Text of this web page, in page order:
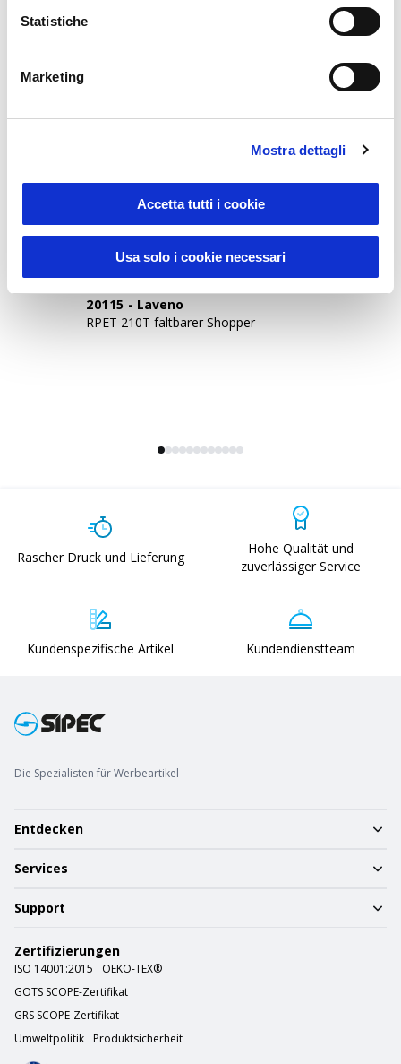
Statistiche
Marketing
Mostra dettagli
Accetta tutti i cookie
Usa solo i cookie necessari
20115 - Laveno
RPET 210T faltbarer Shopper
Rascher Druck und Lieferung
Hohe Qualität und
zuverlässiger Service
Kundenspezifische Artikel Kundendienstteam
Die Spezialisten für Werbeartikel
Entdecken
Services
Support
Zertifizierungen
ISO 14001:2015
OEKO-TEX®
GOTS SCOPE-Zertifikat
GRS SCOPE-Zertifikat
Umweltpolitik
Produktsicherheit